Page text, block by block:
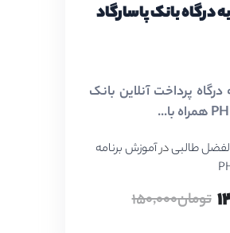
درگاه بانک پاسارگاد
پرداخت آنلاین بانک
طالبیدرآموزش برنامه
تومان150,000